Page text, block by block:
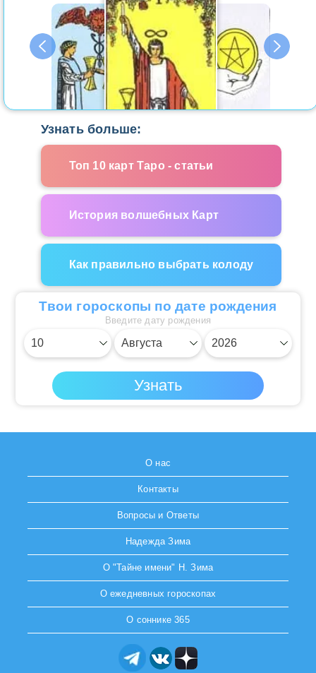
Узнать больше:
Топ 10 карт Таро - статьи
История волшебных Карт
Как правильно выбрать колоду
Твои гороскопы по дате рождения
Введите дату рождения
О нас
Контакты
Вопросы и Ответы
Надежда Зима
О "Тайне имени" Н. Зима
О ежедневных гороскопах
О соннике 365